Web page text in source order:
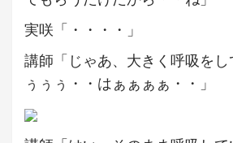
実咲「・・・・」
講師「じゃあ、大きく呼吸を
ぅぅぅ・・はぁぁぁぁ・・」